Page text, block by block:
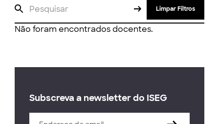
Limpar Filtros
Não foram encontrados docentes.
Subscreva a newsletter do ISEG